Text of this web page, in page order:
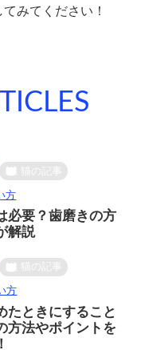
みてください！
猫の記事
方
必要？歯磨きの方
解説
猫の記事
方
たときにすること
方法やポイントを